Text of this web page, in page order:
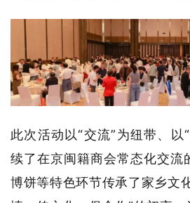
此次活动以“交流”为纽带、以
续了在京闽籍商会常态化交流
博饼等特色环节传承了家乡文